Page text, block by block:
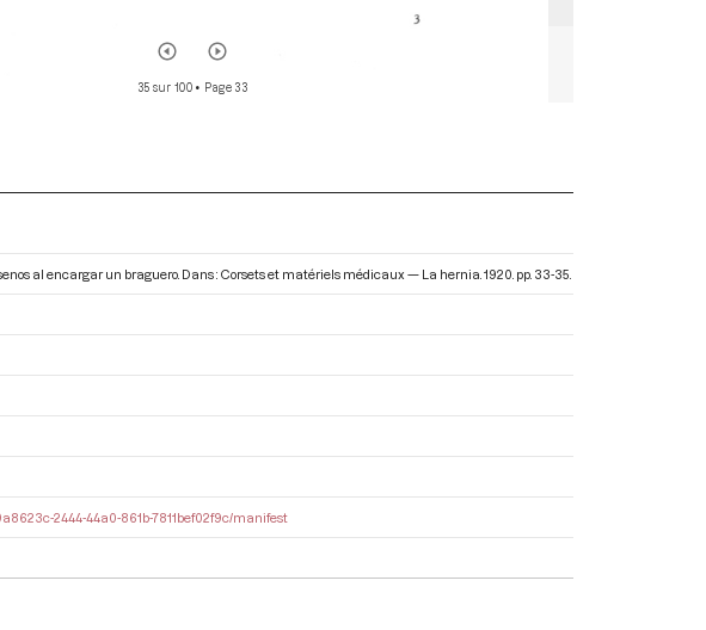
35 sur 100• Page 33
al encargar un braguero. Dans : Corsets et matériels médicaux — La hernia . 1920. pp. 33-35.
2444-44a0-861b-7811bef02f9c/manifest